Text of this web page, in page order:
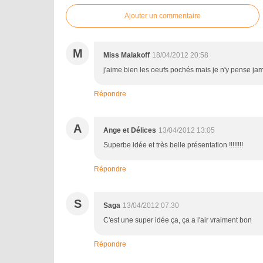
Ajouter un commentaire
M Miss Malakoff 18/04/2012 20:58
j'aime bien les oeufs pochés mais je n'y pense
Répondre
A Ange et Délices 13/04/2012 13:05
Superbe idée et très belle présentation !!!!!!!!
Répondre
S Saga 13/04/2012 07:30
C'est une super idée ça, ça a l'air vraiment bon
Répondre